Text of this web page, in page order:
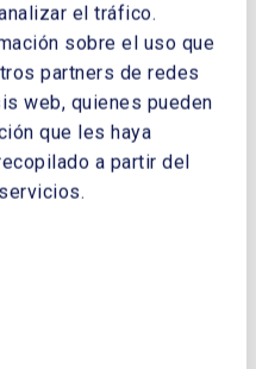
el tráfico.
sobre el uso que
partners de redes
web, quienes pueden
que les haya
a partir del
ciudadano